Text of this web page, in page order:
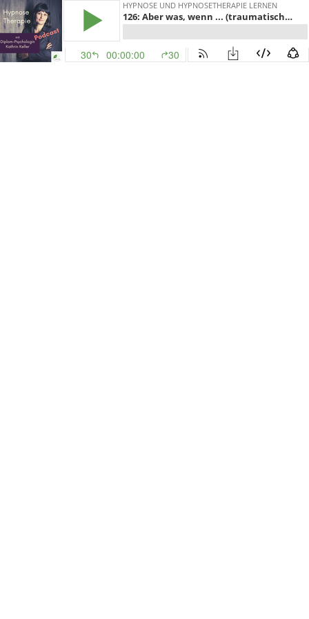
HYPNOSE UND HYPNOSETHERAPIE LERNEN
126: Aber was, wenn ... (traumatische verdrängte Inhalte auftauchen)? Teil 1
30 00:00:00 30